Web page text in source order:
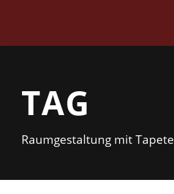
TAG
Raumgestaltung mit Tapete